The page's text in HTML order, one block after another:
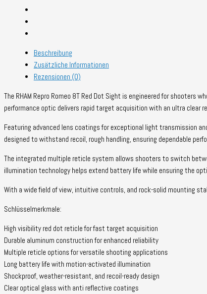
Beschreibung
Zusätzliche Informationen
Rezensionen (0)
The RHAM Repro Romeo 8T Red Dot Sight is engineered for shooters
performance optic delivers rapid target acquisition with an ultra clear
Featuring advanced lens coatings for exceptional light transmission
designed to withstand recoil rough handling ensuring dependable
The integrated multiple reticle system allows shooters to switch
illumination technology helps extend battery life while ensuring the
With a wide field of view intuitive controls and rock-solid mounting
Schlüsselmerkmale:
High visibility red dot reticle for fast target acquisition
Durable aluminum construction for enhanced reliability
Multiple reticle options for versatile shooting applications
Long battery life with motion-activated illumination
Shockproof weather-resistant and recoil-ready design
Clear optical glass with anti reflective coatings